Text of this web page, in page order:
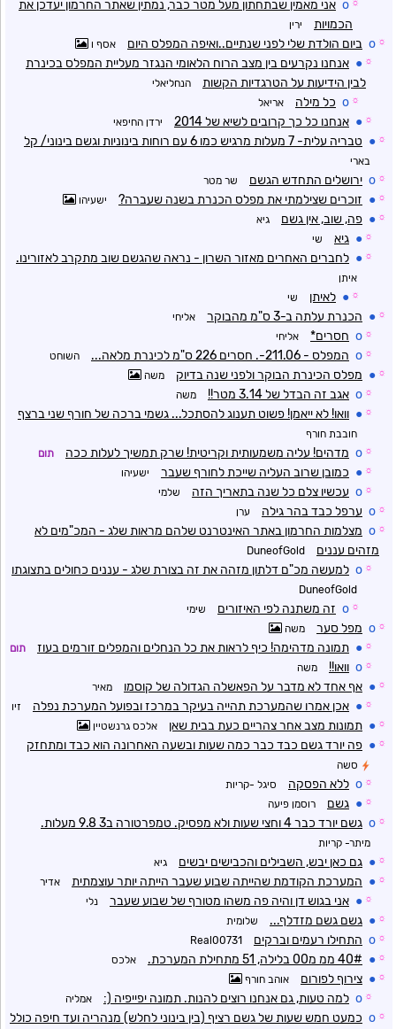
☼
o אני מאמין שבתחתון מעל מטר כבר, נמתין שאתר החרמון יעדכן את
הכמויות
ירין
☼
o ביום הולדת שלי לפני שנתיים..ואיפה המפלס היום אסף ו
☼
● אנחנו נקרעים בין מצב הרוח הלאומי הנגזר מעליית המפלס בכינרת
לבין הידיעות על הטרגדיות הקשות
הנחליאלי
☼
o כל מילה אריאל
☼
● אנחנו כל כך קרובים לשיא של 2014 ירדן החיפאי
☼
● טבריה עלית- 7 מעלות מרגיש כמו 6 עם רוחות בינוניות וגשם בינוני/ קל
בארי
☼
o ירושלים התחדש הגשם שר מטר
☼
● זוכרים שצילמתי את מפלס הכנרת בשנה שעברה? ישעיהו
☼
● פה, שוב, אין גשם גיא
☼
● גיא שי
☼
● לחברים האחרים מאזור השרון - נראה שהגשם שוב מתקרב לאזורינו.
איתן
☼
● לאיתן שי
☼
● הכנרת עלתה ב-3 ס"מ מהבוקר אליחי
☼
o חסרים* אליחי
☼
o המפלס - 211.06-. חסרים 226 ס"מ לכינרת מלאה... השוחט
☼
● מפלס הכינרת הבוקר ולפני שנה בדיוק משה
☼
o אגב זה הבדל של 3.14 מטר!! משה
☼
● וואו! לא ייאמן! פשוט תענוג להסתכל... גשמי ברכה של חורף שני ברצף
חובבת חורף
☼
o מדהים! עליה משמעותית וקריטית! שרק תמשיך לעלות ככה תום
☼
● כמובן שרוב העליה שייכת לחורף שעבר ישעיהו
☼
o עכשיו צלם כל שנה בתאריך הזה שלמי
☼
o ערפל כבד בהר גילה ערן
☼
o מצלמות החרמון באתר האינטרנט שלהם מראות שלג - המכ"מים לא
מזהים עננים
DuneofGold
☼
o למעשה מכ"ם דלתון מזהה את זה בצורת שלג - עננים כחולים בתצוגתו
DuneofGold
☼
o זה משתנה לפי האיזורים שימי
☼
o מפל סער משה
☼
● תמונה מדהימה! כיף לראות את כל הנחלים והמפלים זורמים בעוז תום
☼
o וואו!! משה
☼
● אף אחד לא מדבר על הפאשלה הגדולה של קוסמו מאיר
☼
● אכן אמרו שהמערכת תהייה בעיקר במרכז ובפועל המערכת נפלה זיו
☼
● תמונות מצב אחר צהריים כעת בבית שאן אלכס גרנשטיין
☼
● פה יורד גשם כבד כבר כמה שעות ובשעה האחרונה הוא כבד ומתחזק
סשה
☼
o ללא הפסקה סיגל -קריות
☼
● גשם רוסמן פיעה
☼
o גשם יורד כבר 4 וחצי שעות ולא מפסיק. טמפרטורה ב3 9.8 מעלות.
מיתר- קריות
☼
● גם כאן יבש, השבילים והכבישים יבשים גיא
☼
● המערכת הקודמת שהייתה שבוע שעבר הייתה יותר עוצמתית אדיר
☼
● אני בגוש דן והיה פה משהו מטורף של שבוע שעבר נלי
☼
● גשם גשם מזדלף... שלומית
☼
o התחילו רעמים וברקים Real00731
☼
● 40# ממ מ00 בלילה, 51 מתחילת המערכת. אלכס
☼
● צירוף לפורום אוהב חורף
☼
o למה טעות, גם אנחנו רוצים להנות. תמונה יפייפיה (: אמליה
☼
o כמעט חמש שעות של גשם רציף (בין בינוני לחלש) מנהריה ועד חיפה כולל